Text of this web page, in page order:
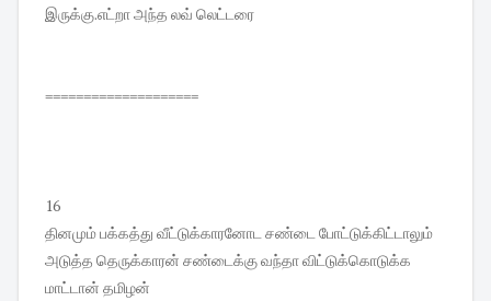
இருக்கு.எட்றா அந்த லவ் லெட்டரை
====================
16
தினமும் பக்கத்து வீட்டுக்காரனோட சண்டை போட்டுக்கிட்டாலும்
அடுத்த தெருக்காரன் சண்டைக்கு வந்தா விட்டுக்கொடுக்க
மாட்டான் தமிழன்